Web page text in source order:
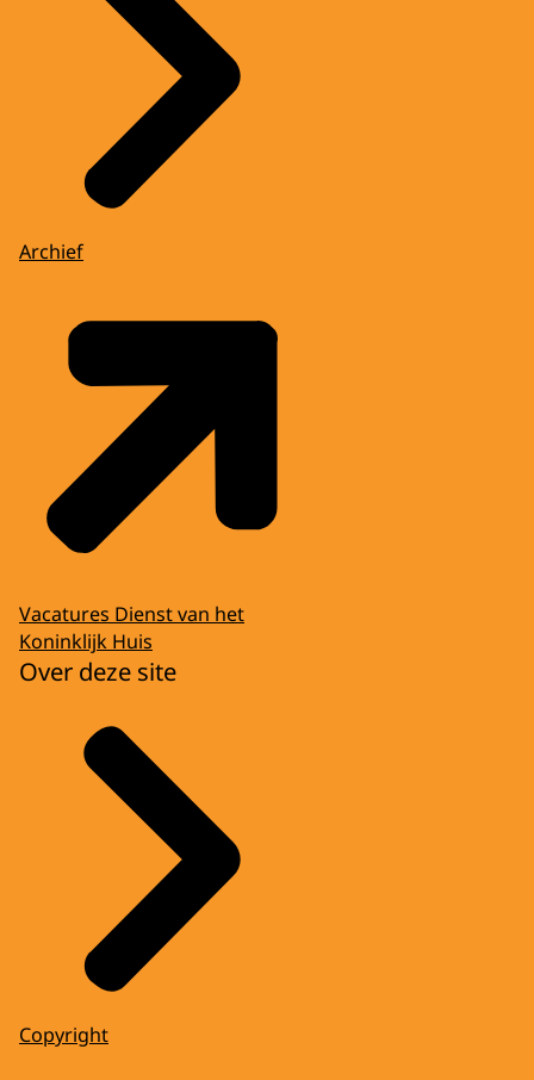
Archief
Vacatures Dienst van het
Koninklijk Huis
Over deze site
Copyright